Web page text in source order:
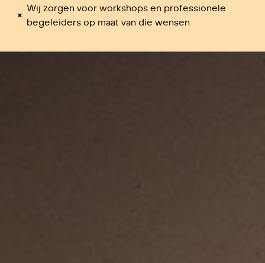
Wij zorgen voor workshops en professionele
begeleiders op maat van die wensen